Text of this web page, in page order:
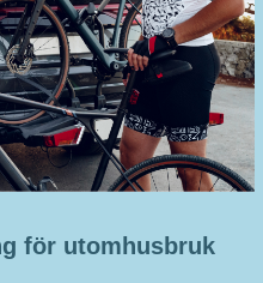
för utomhusbruk